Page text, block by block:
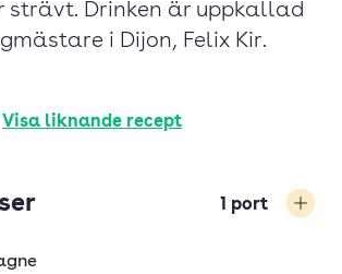
strävt. Drinken är uppkallad
i Dijon, Felix Kir.
Visa liknande recept
1 port